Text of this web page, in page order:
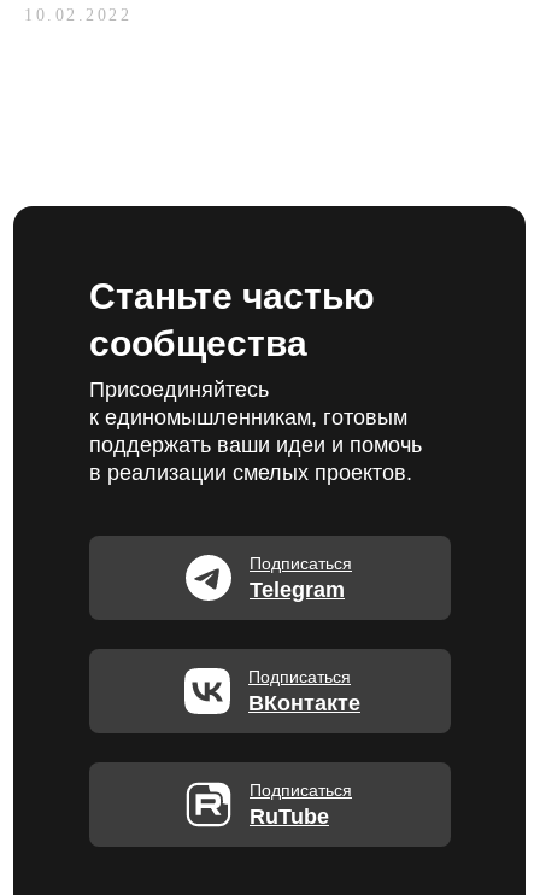
10.02.2022
Станьте частью
сообщества
Присоединяйтесь
к единомышленникам, готовым
поддержать ваши идеи и помочь
в реализации смелых проектов.
Подписаться
Telegram
Подписаться
ВКонтакте
Подписаться
RuTube